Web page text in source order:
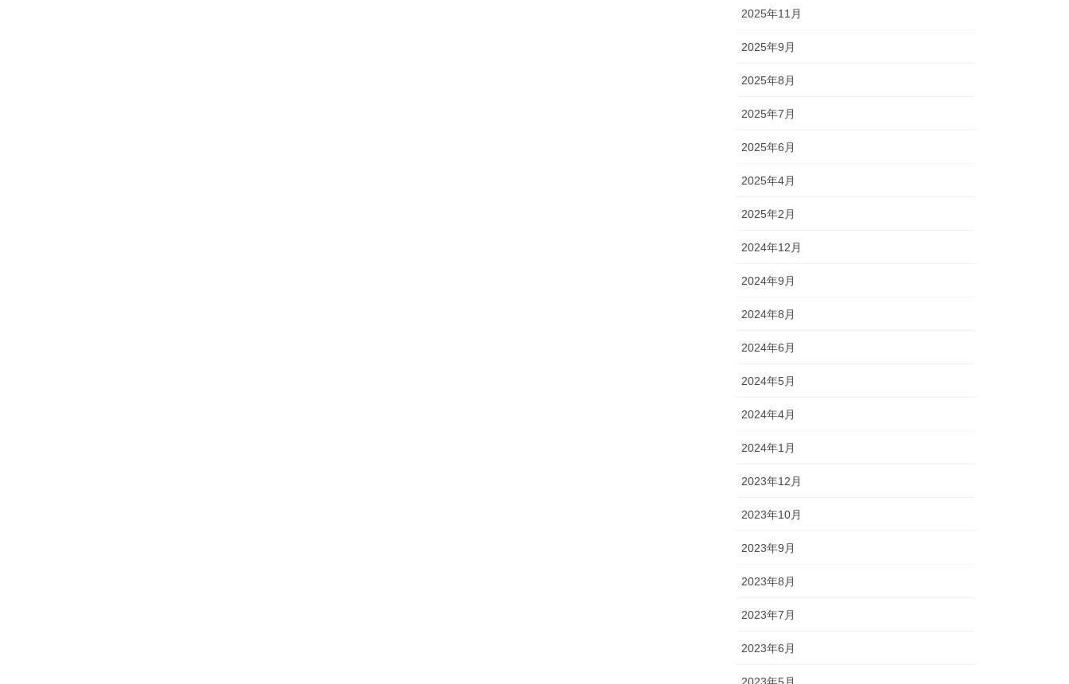
2025年11月
2025年9月
2025年8月
2025年7月
2025年6月
2025年4月
2025年2月
2024年12月
2024年9月
2024年8月
2024年6月
2024年5月
2024年4月
2024年1月
2023年12月
2023年10月
2023年9月
2023年8月
2023年7月
2023年6月